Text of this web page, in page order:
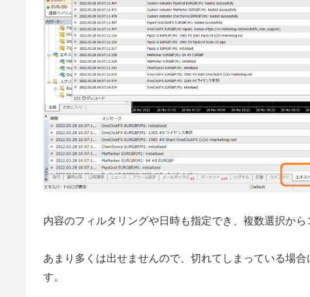
内容のフィルタリングや日時も指定でき、複数選択から
あまり多くは出せませんので、切れてしまっている場
す。